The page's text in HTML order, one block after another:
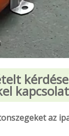
az